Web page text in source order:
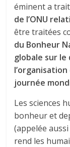
éminent a
de l’ONU
être traitées
du Bonheur
globale sur
l’organisation
journée
Les sciences
bonheur et
(appelée
rend les